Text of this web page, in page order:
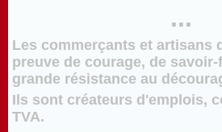
...
Les commerçants et artisans
preuve de courage, de savoir-
grande résistance au
Ils sont créateurs d'emplois,
TVA.